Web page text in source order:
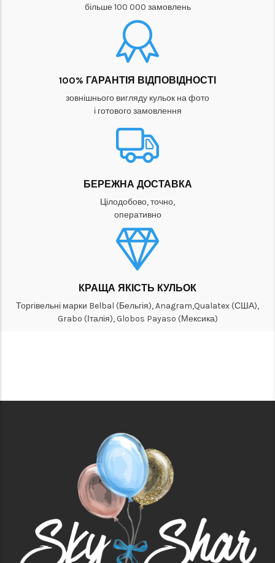
більше 100 000 замовлень
100% ГАРАНТІЯ ВІДПОВІДНОСТІ
зовнішнього вигляду кульок на фото
і готового замовлення
БЕРЕЖНА ДОСТАВКА
Цілодобово, точно,
оперативно
КРАЩА ЯКІСТЬ КУЛЬОК
Торгівельні марки Belbal (Бельгія), Anagram,Qualatex (США),
Grabo (Італія), Globos Payaso (Мексика)